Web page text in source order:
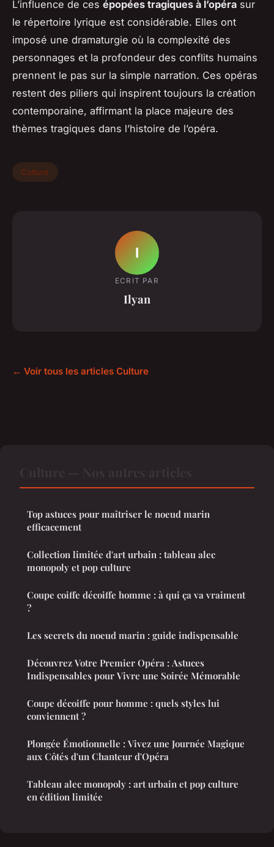
L’influence de ces épopées tragiques à l’opéra sur
le répertoire lyrique est considérable. Elles ont
imposé une dramaturgie où la complexité des
personnages et la profondeur des conflits humains
prennent le pas sur la simple narration. Ces opéras
restent des piliers qui inspirent toujours la création
contemporaine, affirmant la place majeure des
thèmes tragiques dans l’histoire de l’opéra.
Culture
I
ECRIT PAR
Ilyan
← Voir tous les articles Culture
Top astuces pour maîtriser le noeud marin
efficacement
Collection limitée d'art urbain : tableau alec
monopoly et pop culture
Coupe coiffe décoiffe homme : à qui ça va vraiment
?
Les secrets du noeud marin : guide indispensable
Découvrez Votre Premier Opéra : Astuces
Indispensables pour Vivre une Soirée Mémorable
Coupe décoiffe pour homme : quels styles lui
conviennent ?
Plongée Émotionnelle : Vivez une Journée Magique
aux Côtés d'un Chanteur d'Opéra
Tableau alec monopoly : art urbain et pop culture
en édition limitée